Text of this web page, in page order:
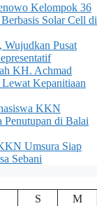
Kelompok 36
Solar Cell di
Wujudkan Pusat
KH. Achmad
Kepanitiaan
KKN
di Balai
Umsura Siap
Sebani
S
M